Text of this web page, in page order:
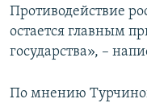
КРЫМ.НЕПОКОРЕННЫЙ
Все сайты RFE/RL
Противодействие
остается главным
государства», –
По мнению